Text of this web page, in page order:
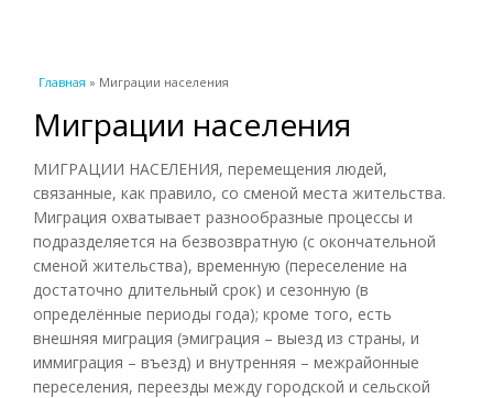
Вы здесь
Главная » Миграции населения
Миграции населения
МИГРАЦИИ НАСЕЛЕНИЯ, перемещения людей,
связанные, как правило, со сменой места жительства.
Миграция охватывает разнообразные процессы и
подразделяется на безвозвратную (с окончательной
сменой жительства), временную (переселение на
достаточно длительный срок) и сезонную (в
определённые периоды года); кроме того, есть
внешняя миграция (эмиграция – выезд из страны, и
иммиграция – въезд) и внутренняя – межрайонные
переселения, переезды между городской и сельской